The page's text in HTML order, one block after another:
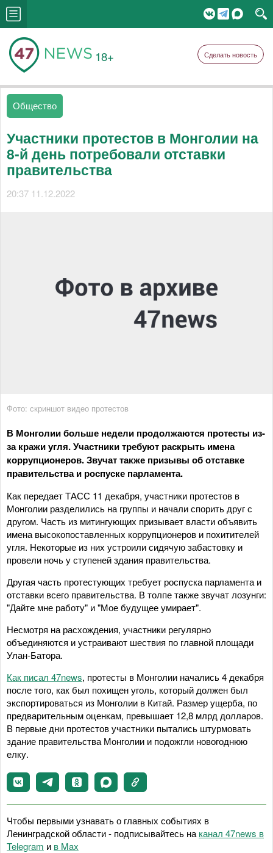
18+ Сделать новость
Общество
Участники протестов в Монголии на
8-й день потребовали отставки
правительства
20:37 11.12.2022
Фото: скриншот видео протестов
В Монголии больше недели продолжаются протесты из-
за кражи угля. Участники требуют раскрыть имена
коррупционеров. Звучат также призывы об отставке
правительства и роспуске парламента.
Как передает ТАСС 11 декабря, участники протестов в
Монголии разделились на группы и начали спорить друг с
другом. Часть из митингующих призывает власти объявить
имена высокопоставленных коррупционеров и похитителей
угля. Некоторые из них устроили сидячую забастовку и
провели ночь у ступеней здания правительства.
Другая часть протестующих требует роспуска парламента и
отставки всего правительства. В толпе также звучат лозунги:
"Дайте мне работу" и "Мое будущее умирает".
Несмотря на расхождения, участники регулярно
объединяются и устраивают шествия по главной площади
Улан-Батора.
Как писал 47news, протесты в Монголии начались 4 декабря
после того, как был похищен уголь, который должен был
экспортироваться из Монголии в Китай. Размер ущерба, по
предварительным оценкам, превышает 12,8 млрд долларов.
В первые дни протестов участники пытались штурмовать
здание правительства Монголии и подожгли новогоднюю
елку.
Чтобы первыми узнавать о главных событиях в
Ленинградской области - подписывайтесь на канал 47news в
Telegram и в Maх